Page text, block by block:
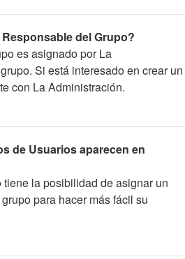
del Grupo?
es asignado por La
Si está interesado en crear un
con La Administración.
de Usuarios aparecen en
la posibilidad de asignar un
para hacer más fácil su